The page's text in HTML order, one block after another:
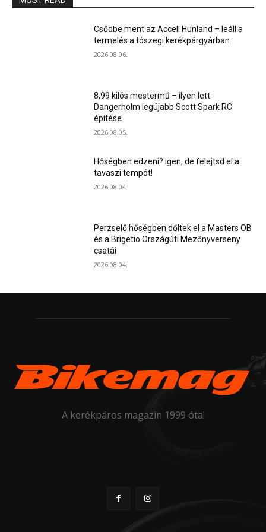
Csődbe ment az Accell Hunland – leáll a
termelés a tószegi kerékpárgyárban
2026.08.06.
8,99 kilós mestermű – ilyen lett
Dangerholm legújabb Scott Spark RC
építése
2026.08.05.
Hőségben edzeni? Igen, de felejtsd el a
tavaszi tempót!
2026.08.04.
Perzselő hőségben dőltek el a Masters OB
és a Brigetio Országúti Mezőnyverseny
csatái
2026.08.04.
A kerékpáros magazin 1999 óta!